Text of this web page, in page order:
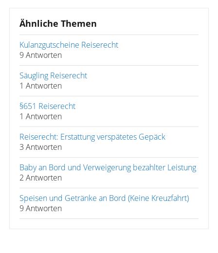
Ähnliche Themen
Kulanzgutscheine Reiserecht
9 Antworten
Säugling Reiserecht
1 Antworten
§651 Reiserecht
1 Antworten
Reiserecht: Erstattung verspätetes Gepäck
3 Antworten
Baby an Bord und Verweigerung bezahlter Leistung
2 Antworten
Speisen und Getränke an Bord (Keine Kreuzfahrt)
9 Antworten